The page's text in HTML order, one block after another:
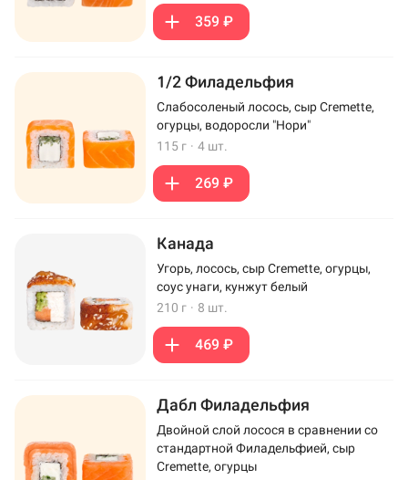
359 ₽
1/2 Филадельфия
Слабосоленый лосось, сыр Cremette,
огурцы, водоросли "Нори"
115 г · 4 шт.
269 ₽
Канада
Угорь, лосось, сыр Cremette, огурцы,
соус унаги, кунжут белый
210 г · 8 шт.
469 ₽
Дабл Филадельфия
Двойной слой лосося в сравнении со
стандартной Филадельфией, сыр
Cremette, огурцы